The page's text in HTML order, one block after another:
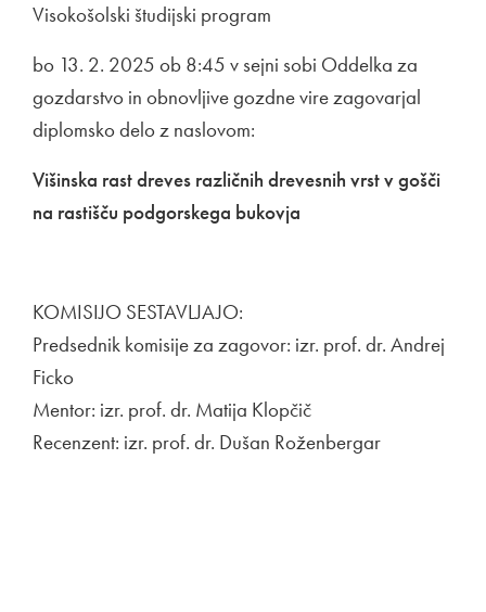
Visokošolski študijski program
bo 13. 2. 2025 ob 8:45 v sejni sobi Oddelka za
gozdarstvo in obnovljive gozdne vire zagovarjal
diplomsko delo z naslovom:
Višinska rast dreves različnih drevesnih vrst v gošči
na rastišču podgorskega bukovja
KOMISIJO SESTAVLJAJO:
Predsednik komisije za zagovor: izr. prof. dr. Andrej
Ficko
Mentor: izr. prof. dr. Matija Klopčič
Recenzent: izr. prof. dr. Dušan Roženbergar